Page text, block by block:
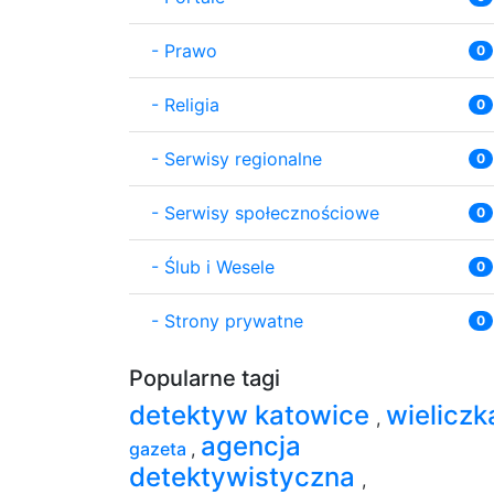
- Prawo 0
- Religia 0
- Serwisy regionalne 0
- Serwisy społecznościowe 0
- Ślub i Wesele 0
- Strony prywatne 0
Popularne tagi
detektyw katowice ,
gazeta , agencja
detektywistyczna ,